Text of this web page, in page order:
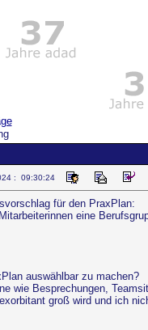
: 09:30:24
für den PraxPlan:
eine
auswählbar zu machen?
wie Besprechungen,
groß wird und ich